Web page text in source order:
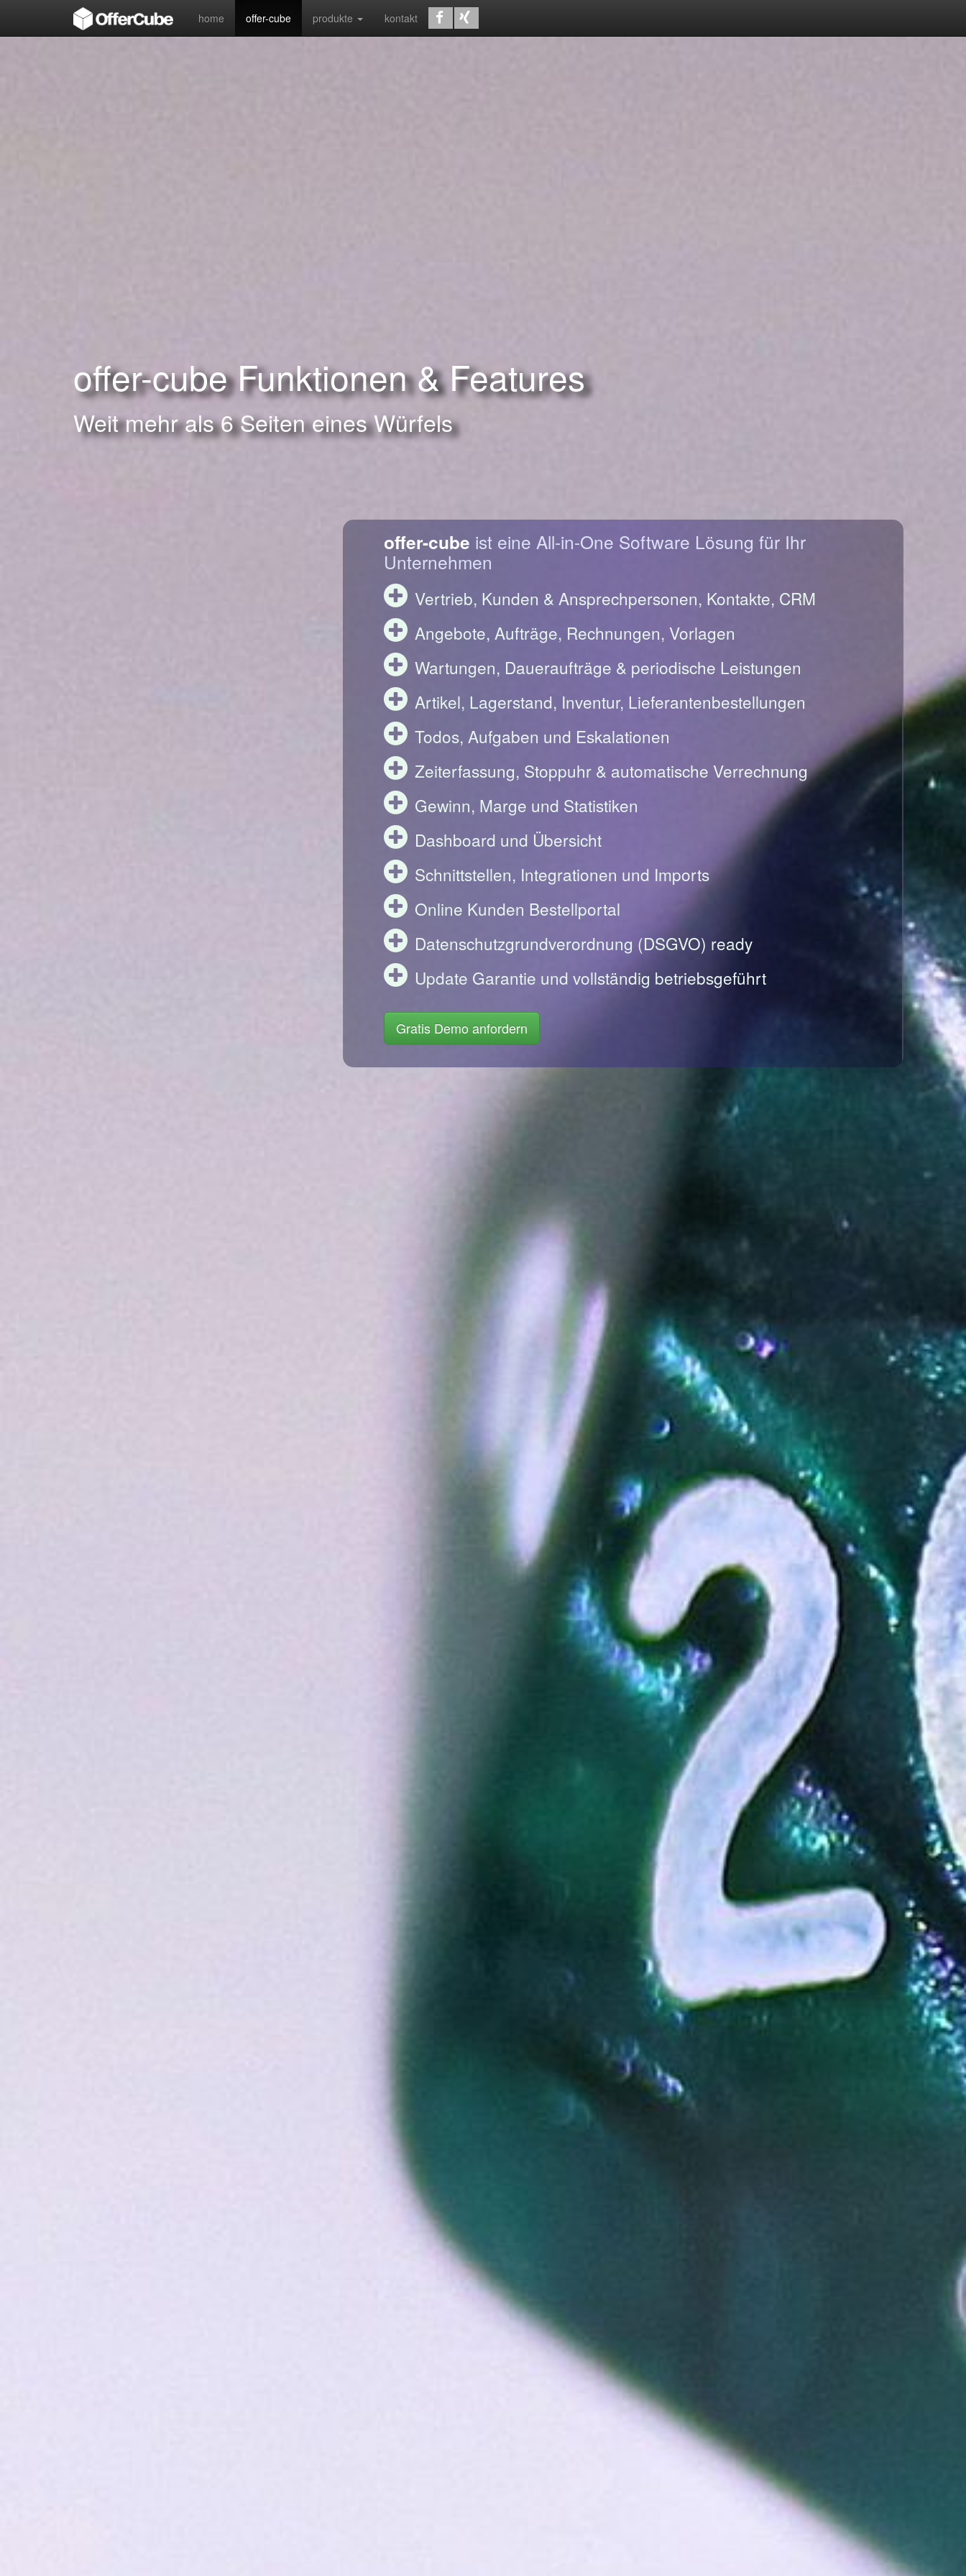
home offer-cube produkte kontakt
offer-cube Funktionen & Features
Weit mehr als 6 Seiten eines Würfels
offer-cube ist eine All-in-One Software Lösung für Ihr
Unternehmen
Vertrieb, Kunden & Ansprechpersonen, Kontakte, CRM
Angebote, Aufträge, Rechnungen, Vorlagen
Wartungen, Daueraufträge & periodische Leistungen
Artikel, Lagerstand, Inventur, Lieferantenbestellungen
Todos, Aufgaben und Eskalationen
Zeiterfassung, Stoppuhr & automatische Verrechnung
Gewinn, Marge und Statistiken
Dashboard und Übersicht
Schnittstellen, Integrationen und Imports
Online Kunden Bestellportal
Datenschutzgrundverordnung (DSGVO) ready
Update Garantie und vollständig betriebsgeführt
Gratis Demo anfordern